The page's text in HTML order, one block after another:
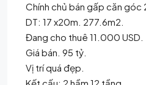
Chính chủ bán gấp căn góc
DT: 17 x20m. 277.6m2.
Đang cho thuê 11.000 USD.
Giá bán. 95 tỷ.
Vị trí quá đẹp.